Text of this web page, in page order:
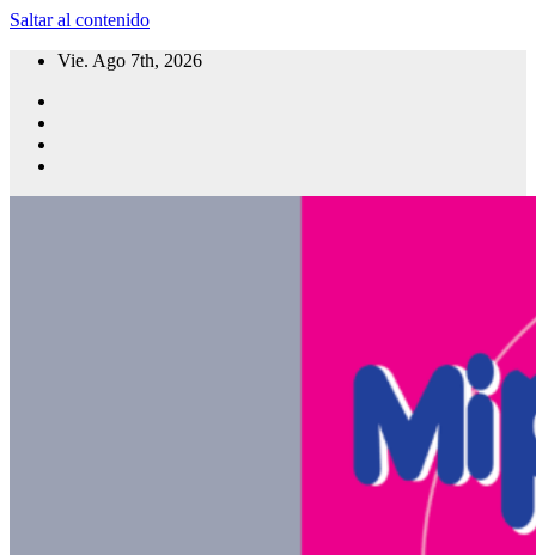
Saltar al contenido
Vie. Ago 7th, 2026